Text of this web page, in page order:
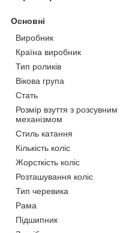
Основні
Виробник
Країна виробник
Тип роликів
Вікова група
Стать
Розмір взуття з розсувним
механізмом
Стиль катання
Кількість коліс
Жорсткість коліс
Розташування коліс
Тип черевика
Рама
Підшипник